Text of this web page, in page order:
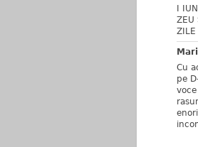
I
ZEU
ZILE
Cu
pe